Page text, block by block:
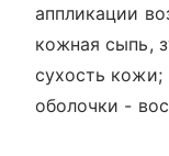
аппликации
кожная сыпь,
сухость кожи;
оболочки -